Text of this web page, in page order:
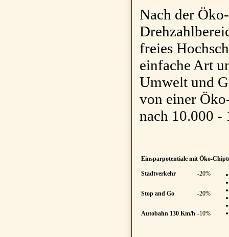
Nach der
freies
einfache Art
Umwelt und
von einer
nach 10.000 -
Einsparpotentiale mit Öko-
Stadtverkehr -20%
Stop and Go -20%
Autobahn 130 Km/h -10%